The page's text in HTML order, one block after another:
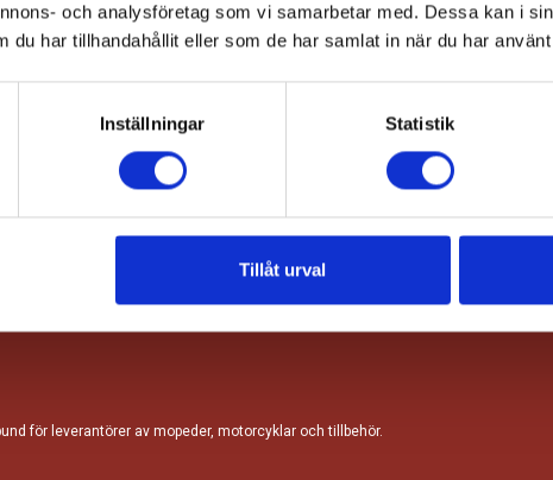
och analysföretag som vi samarbetar med. Dessa kan i
du har tillhandahållit eller som de har samlat in när du har
Inställningar Statistik
Tillåt urval
KÖRA TVÅHJULING HANDLARE FORDONSKATEGORIER
Vi hörs snart!
för din anmälan! Vi kommer notifiera dig när biljettförsäljningen
för leverantörer av mopeder, motorcyklar och tillbehör.